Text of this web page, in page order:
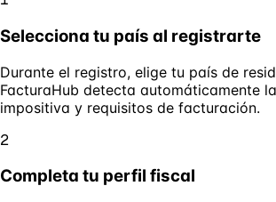
Selecciona tu país al registrarte
Durante el registro, elige tu país de
FacturaHub detecta automáticamente
impositiva y requisitos de facturación.
2
Completa tu perfil fiscal